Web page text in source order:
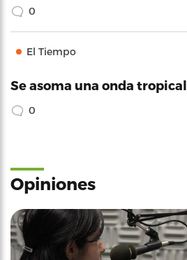
0
El Tiempo
Se asoma una onda tropical
0
Opiniones